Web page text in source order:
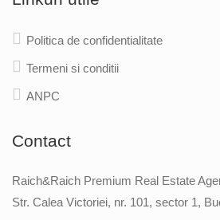
Politica de confidentialitate
Termeni si conditii
ANPC
Contact
Raich&Raich Premium Real Estate
Str. Calea Victoriei, nr. 101, sector 1,